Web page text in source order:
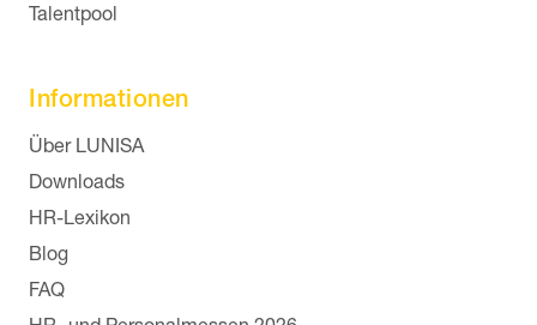
Talentpool
Informationen
Navigation überspringen
Über LUNISA
Downloads
HR-Lexikon
Blog
FAQ